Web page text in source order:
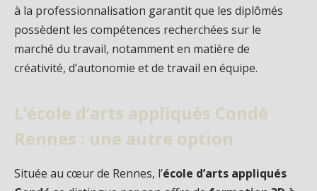
à la professionnalisation garantit que les diplômés
possèdent les compétences recherchées sur le
marché du travail, notamment en matière de
créativité, d’autonomie et de travail en équipe.
L’école d’arts appliqués Condé
Rennes : une autre option
Située au cœur de Rennes, l’école d’arts appliqués